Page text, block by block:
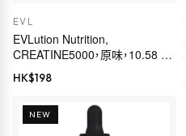
EVL
EVLution Nutrition,
CREATINE5000，原味，10.58 盎
司（300 克）
HK$198
NEW